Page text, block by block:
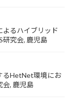
るハイブリッド
研究会, 鹿児島
るHetNet環境にお
会, 鹿児島